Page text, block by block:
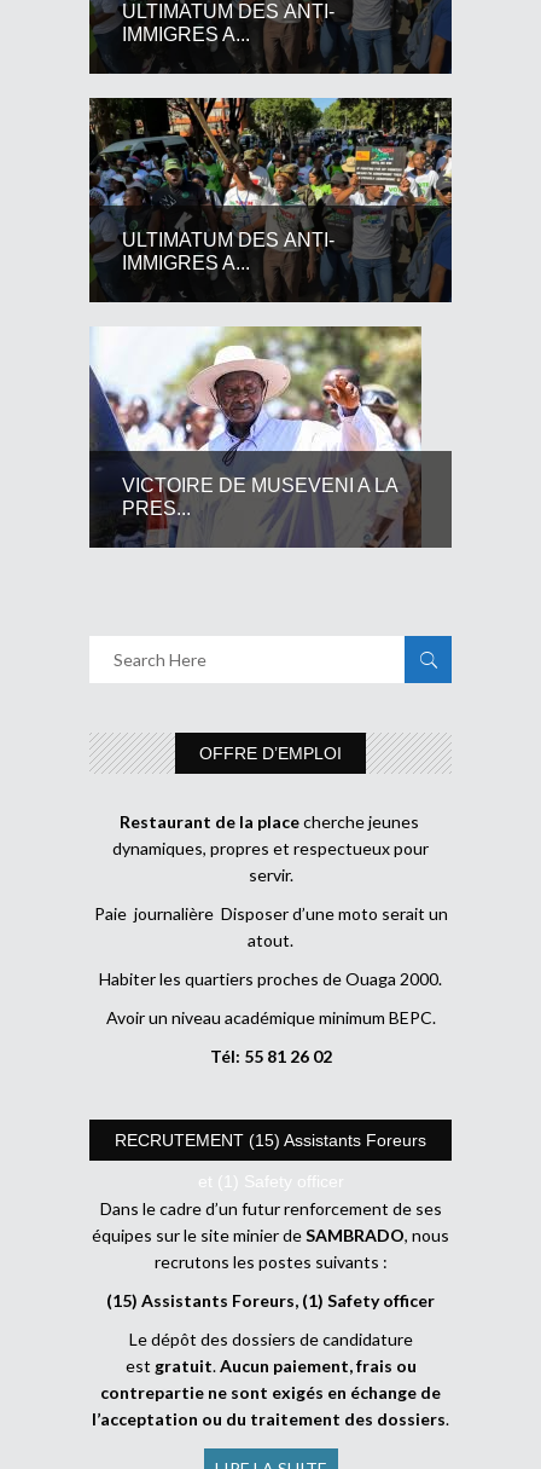
ULTIMATUM DES ANTI-
IMMIGRES A...
ULTIMATUM DES ANTI-
IMMIGRES A...
VICTOIRE DE MUSEVENI A LA
PRES...
OFFRE D’EMPLOI
Restaurant de la placecherche jeunes
dynamiques, propres et respectueux pour
servir.
Paie journalière Disposer d’une moto serait un
atout.
Habiter les quartiers proches de Ouaga 2000.
Avoir un niveau académique minimum BEPC.
Tél: 55 81 26 02
RECRUTEMENT (15) Assistants Foreurs
et (1) Safety officer
Dans le cadre d’un futur renforcement de ses
équipes sur le site minier deSAMBRADO, nous
recrutons les postes suivants :
(15) Assistants Foreurs, (1) Safety officer
Le dépôt des dossiers de candidature
est gratuit.Aucun paiement, frais ou
contrepartie ne sont exigés en échange de
l’acceptation ou du traitement des dossiers.